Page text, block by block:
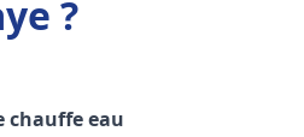
?
chauffe eau